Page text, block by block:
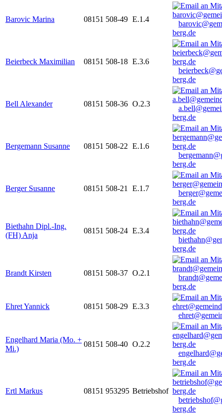
Barovic Marina 08151 508-49 E.1.4
berg.de
Beierbeck Maximilian 08151 508-18 E.3.6
berg.de
Bell Alexander 08151 508-36 O.2.3
berg.de
Bergemann Susanne 08151 508-22 E.1.6
berg.de
Berger Susanne 08151 508-21 E.1.7
berg.de
Biethahn Dipl.-Ing.
(FH) Anja
08151 508-24 E.3.4
berg.de
Brandt Kirsten 08151 508-37 O.2.1
berg.de
Ehret Yannick 08151 508-29 E.3.3
Engelhard Maria (Mo. +
Mi.)
08151 508-40 O.2.2
berg.de
Ertl Markus 08151 953295 Betriebshof
berg.de